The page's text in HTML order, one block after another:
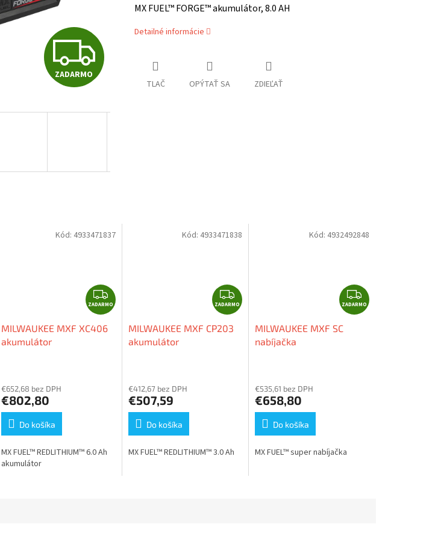
Z
A
A
R
O
ZADARMO
MX FUEL™ FORGE™ akumulátor, 8.0 AH
Detailné informácie
TLAČ OPÝTAŤ SA ZDIEĽAŤ
Z
A
D
A
ZADARMO
MILWAUKEE MXF XC406
akumulátor
€652,68 bez DPH
€802,80
Do košíka
MX FUEL™ REDLITHIUM™ 6.0 Ah
akumulátor
Kód: 4933471837
Z
A
ZADARMO
MILWAUKEE MXF CP203
akumulátor
€412,67 bez DPH
€507,59
Do košíka
MX FUEL™ REDLITHIUM™ 3.0 Ah
Kód: 4933471838
Z
A
ZADARMO
MILWAUKEE MXF SC
nabíjačka
€535,61 bez DPH
€658,80
Do košíka
MX FUEL™ super nabíjačka
Kód: 4932492848